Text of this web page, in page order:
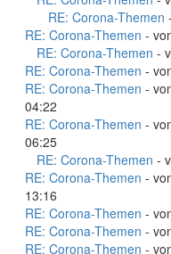
RE: Corona-Themen
RE: Corona-Themen -
RE: Corona-Themen -
RE: Corona-Themen -
RE: Corona-Themen -
04:22
RE: Corona-Themen -
06:25
RE: Corona-Themen -
RE: Corona-Themen -
13:16
RE: Corona-Themen -
RE: Corona-Themen -
RE: Corona-Themen -